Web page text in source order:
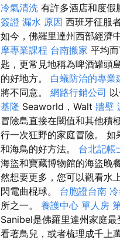
冷氣清洗 有許多酒店和度假
簽證 漏水 原因 西班牙征服
如今，佛羅里達州西部經濟
摩專業課程 台南搬家 平均
匙，更常見地稱為啤酒罐頭
的好地方。 白蟻防治的專業
將不同意。 網路行銷公司
基隆 Seaworld，Walt 牆壁
冒險島直接在閾值和其他積
行一次狂野的家庭冒險。 如
和海鳥的好方法。 台北記帳
海盜和寶藏博物館的海盜晚
然想要更多，您可以觀看水
閃電曲棍球。 台胞證台南
所之一。 養護中心 單人房
Sanibel是佛羅里達州家庭
看著鳥兒，或者梳理成千上